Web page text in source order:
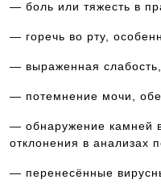
— боль или тяжесть в
— горечь во рту,
— выраженная
— потемнение мочи,
— обнаружение камней
отклонения в анализах
— перенесённые